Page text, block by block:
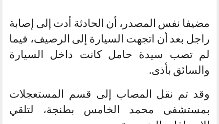
مضيفا نفس المصدر، أن الحادثة أدت إلى إصابة
راجل بعد أن اتجهت السيارة إلى الرصيف، فيما
لم تصب سيدة حامل كانت داخل السيارة
والسائق بأذى.
وقد تم نقل المصاب إلى قسم المستعجلات
بمستشفى محمد الخامس بطنجة، لتلقي